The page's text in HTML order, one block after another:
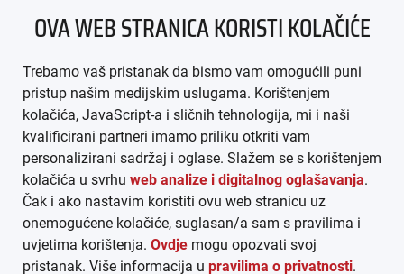
IMPRESSUM
AGB
DATENSCHUTZ
MEDIADATEN
ARHIVA (PDF)
OVA WEB STRANICA KORISTI KOLAČIĆE
Trebamo vaš pristanak da bismo vam omogućili puni
pristup našim medijskim uslugama. Korištenjem
kolačića, JavaScript-a i sličnih tehnologija, mi i naši
kvalificirani partneri imamo priliku otkriti vam
personalizirani sadržaj i oglase. Slažem se s korištenjem
kolačića u svrhu web analize i digitalnog oglašavanja.
Čak i ako nastavim koristiti ovu web stranicu uz
onemogućene kolačiće, suglasan/a sam s pravilima i
uvjetima korištenja. Ovdje mogu opozvati svoj
pristanak. Više informacija u pravilima o privatnosti.